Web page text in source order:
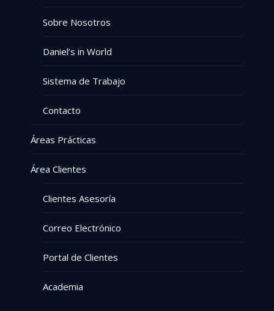
Sobre Nosotros
Daniel’s in World
Sistema de Trabajo
Contacto
Áreas Prácticas
Área Clientes
Clientes Asesoría
Correo Electrónico
Portal de Clientes
Academia